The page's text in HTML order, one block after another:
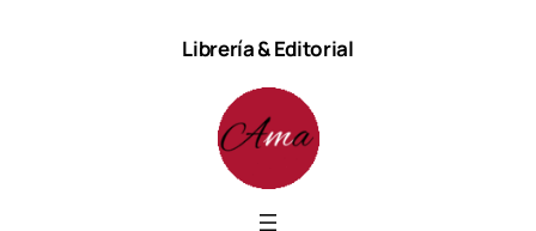
Librería & Editorial